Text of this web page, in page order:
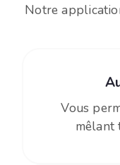
Notre
Vous
mêlant